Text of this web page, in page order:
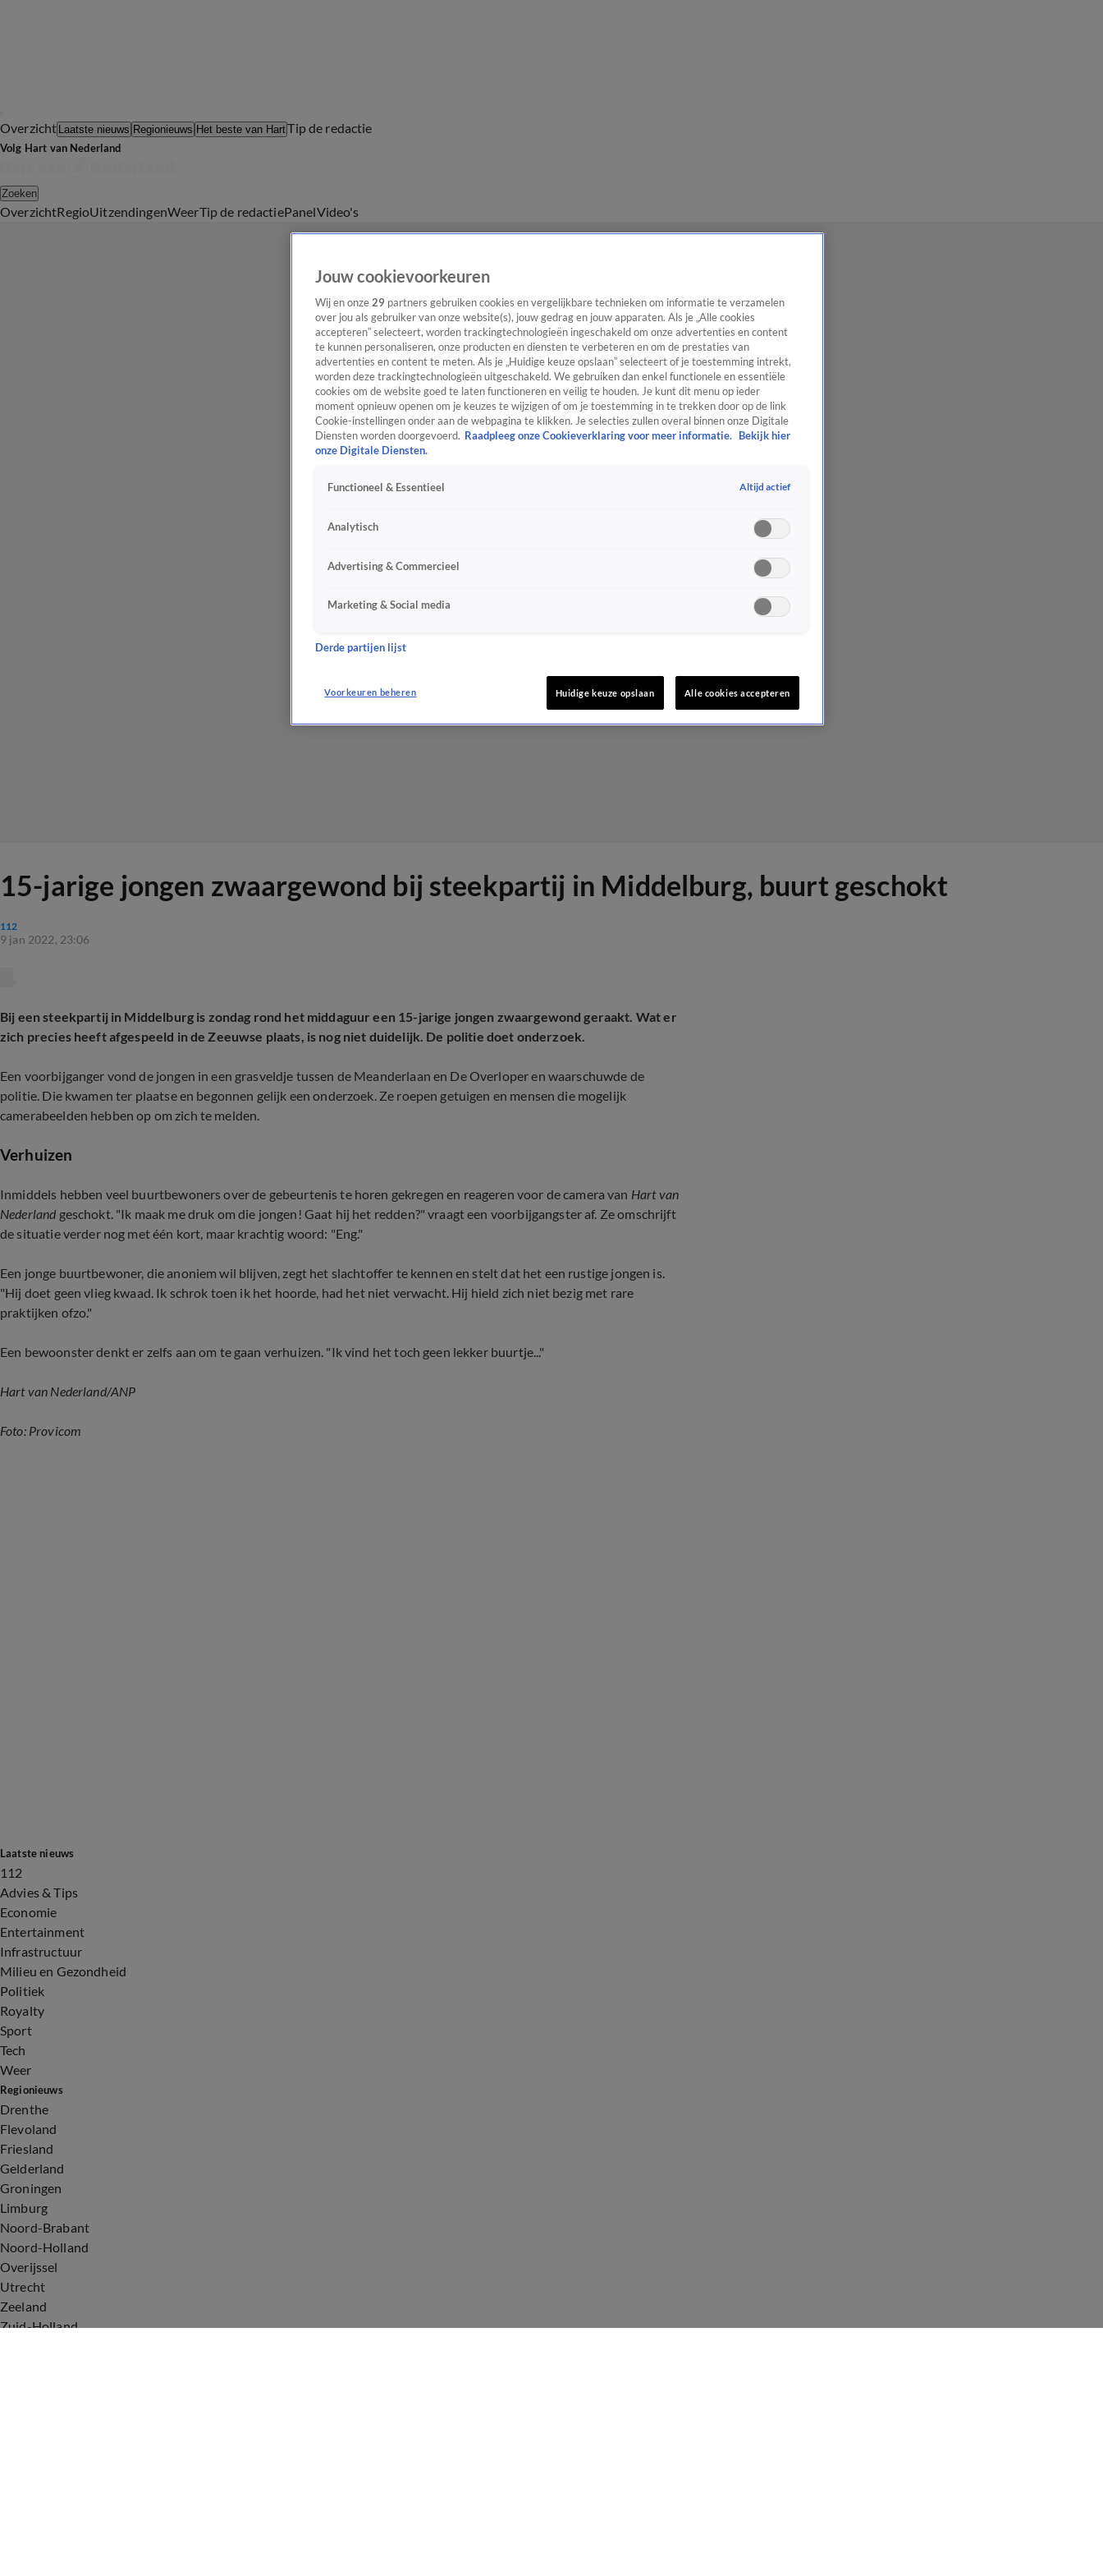
Overzicht Laatste nieuws Regionieuws Het beste van HartTip de redactie
Volg Hart van Nederland
Zoeken
OverzichtRegioUitzendingenWeerTip de redactiePanelVideo's
15-jarige jongen zwaargewond bij steekpartij in Middelburg, buurt geschokt
112
9 jan 2022, 23:06
Bij een steekpartij in Middelburg is zondag rond het middaguur een 15-jarige jongen zwaargewond geraakt. Wat er
zich precies heeft afgespeeld in de Zeeuwse plaats, is nog niet duidelijk. De politie doet onderzoek.
Een voorbijganger vond de jongen in een grasveldje tussen de Meanderlaan en De Overloper en waarschuwde de
politie. Die kwamen ter plaatse en begonnen gelijk een onderzoek. Ze roepen getuigen en mensen die mogelijk
camerabeelden hebben op om zich te melden.
Verhuizen
Inmiddels hebben veel buurtbewoners over de gebeurtenis te horen gekregen en reageren voor de camera van Hart van
Nederland geschokt. "Ik maak me druk om die jongen! Gaat hij het redden?" vraagt een voorbijgangster af. Ze omschrijft
de situatie verder nog met één kort, maar krachtig woord: "Eng."
Een jonge buurtbewoner, die anoniem wil blijven, zegt het slachtoffer te kennen en stelt dat het een rustige jongen is.
"Hij doet geen vlieg kwaad. Ik schrok toen ik het hoorde, had het niet verwacht. Hij hield zich niet bezig met rare
praktijken ofzo."
Een bewoonster denkt er zelfs aan om te gaan verhuizen. "Ik vind het toch geen lekker buurtje..."
Hart van Nederland/ANP
Foto: Provicom
Laatste nieuws
112
Advies & Tips
Economie
Entertainment
Infrastructuur
Milieu en Gezondheid
Politiek
Royalty
Sport
Tech
Weer
Regionieuws
Drenthe
Flevoland
Friesland
Gelderland
Groningen
Limburg
Noord-Brabant
Noord-Holland
Overijssel
Utrecht
Zeeland
Zuid-Holland
Jouw cookievoorkeuren
Wij en onze 29 partners gebruiken cookies en vergelijkbare technieken om informatie te verzamelen
over jou als gebruiker van onze website(s), jouw gedrag en jouw apparaten. Als je „Alle cookies
accepteren” selecteert, worden trackingtechnologieën ingeschakeld om onze advertenties en content
te kunnen personaliseren, onze producten en diensten te verbeteren en om de prestaties van
advertenties en content te meten. Als je „Huidige keuze opslaan” selecteert of je toestemming intrekt,
worden deze trackingtechnologieën uitgeschakeld. We gebruiken dan enkel functionele en essentiële
cookies om de website goed te laten functioneren en veilig te houden. Je kunt dit menu op ieder
moment opnieuw openen om je keuzes te wijzigen of om je toestemming in te trekken door op de link
Cookie-instellingen onder aan de webpagina te klikken. Je selecties zullen overal binnen onze Digitale
Diensten worden doorgevoerd. Raadpleeg onze Cookieverklaring voor meer informatie.
Bekijk hier
onze Digitale Diensten.
Functioneel & Essentieel Altijd actief
Analytisch
Advertising & Commercieel
Marketing & Social media
Derde partijen lijst
Voorkeuren beheren Huidige keuze opslaan Alle cookies accepteren